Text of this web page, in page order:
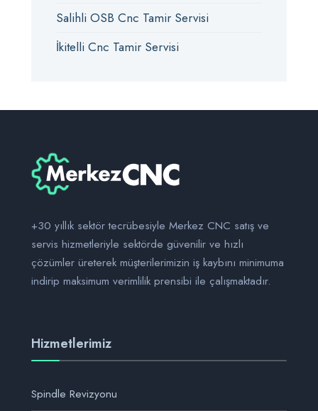
Salihli OSB Cnc Tamir Servisi
İkitelli Cnc Tamir Servisi
+30 yıllık sektör tecrübesiyle Merkez CNC satış ve
servis hizmetleriyle sektörde güvenilir ve hızlı
çözümler üreterek müşterilerimizin iş kaybını minimuma
indirip maksimum verimlilik prensibi ile çalışmaktadır.
Hizmetlerimiz
Spindle Revizyonu